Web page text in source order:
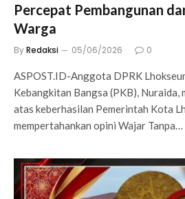
Percepat Pembangunan
Warga
ByRedaksi 05/06/2026 0
ASPOST.ID-Anggota DPRK
Kebangkitan Bangsa (PKB), Nuraida,
atas keberhasilan Pemerintah Kota
mempertahankan opini Wajar Tanpa…